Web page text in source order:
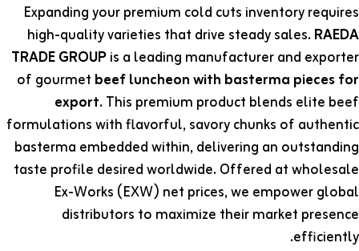
Expanding your premium cold cuts inventory requires
high-quality varieties that drive steady sales.RAEDA
TRADE GROUPis a leading manufacturer and exporter
of gourmet beef luncheon with basterma pieces for
export. This premium product blends elite beef
formulations with flavorful, savory chunks of authentic
basterma embedded within, delivering an outstanding
taste profile desired worldwide. Offered at wholesale
Ex-Works (EXW) net prices, we empower global
distributors to maximize their market presence
efficiently.